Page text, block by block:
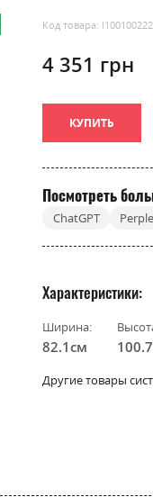
Код товара: l100100222
4 351 грн
КУПИТЬ
Посмотреть
ChatGPT
Характеристики
Ширина:
82.1см
Другие товары